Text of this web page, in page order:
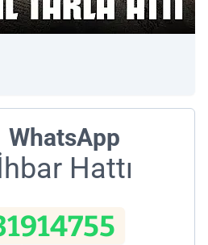
WhatsApp
Hattı